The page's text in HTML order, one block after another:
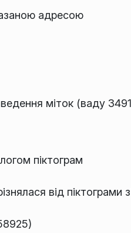
адресою
міток (ваду
піктограм
від